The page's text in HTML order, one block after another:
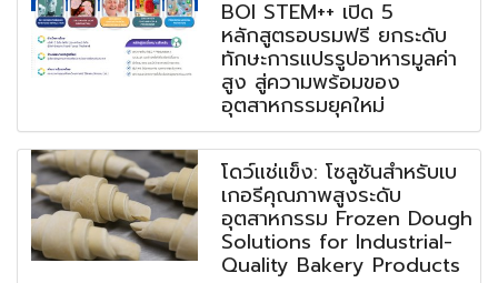
BOI STEM++ เปิด 5
หลักสูตรอบรมฟรี ยกระดับ
ทักษะการแปรรูปอาหารมูลค่า
สูง สู่ความพร้อมของ
อุตสาหกรรมยุคใหม่
โดว์แช่แข็ง: โซลูชันสำหรับเบ
เกอรีคุณภาพสูงระดับ
อุตสาหกรรม Frozen Dough
Solutions for Industrial-
Quality Bakery Products